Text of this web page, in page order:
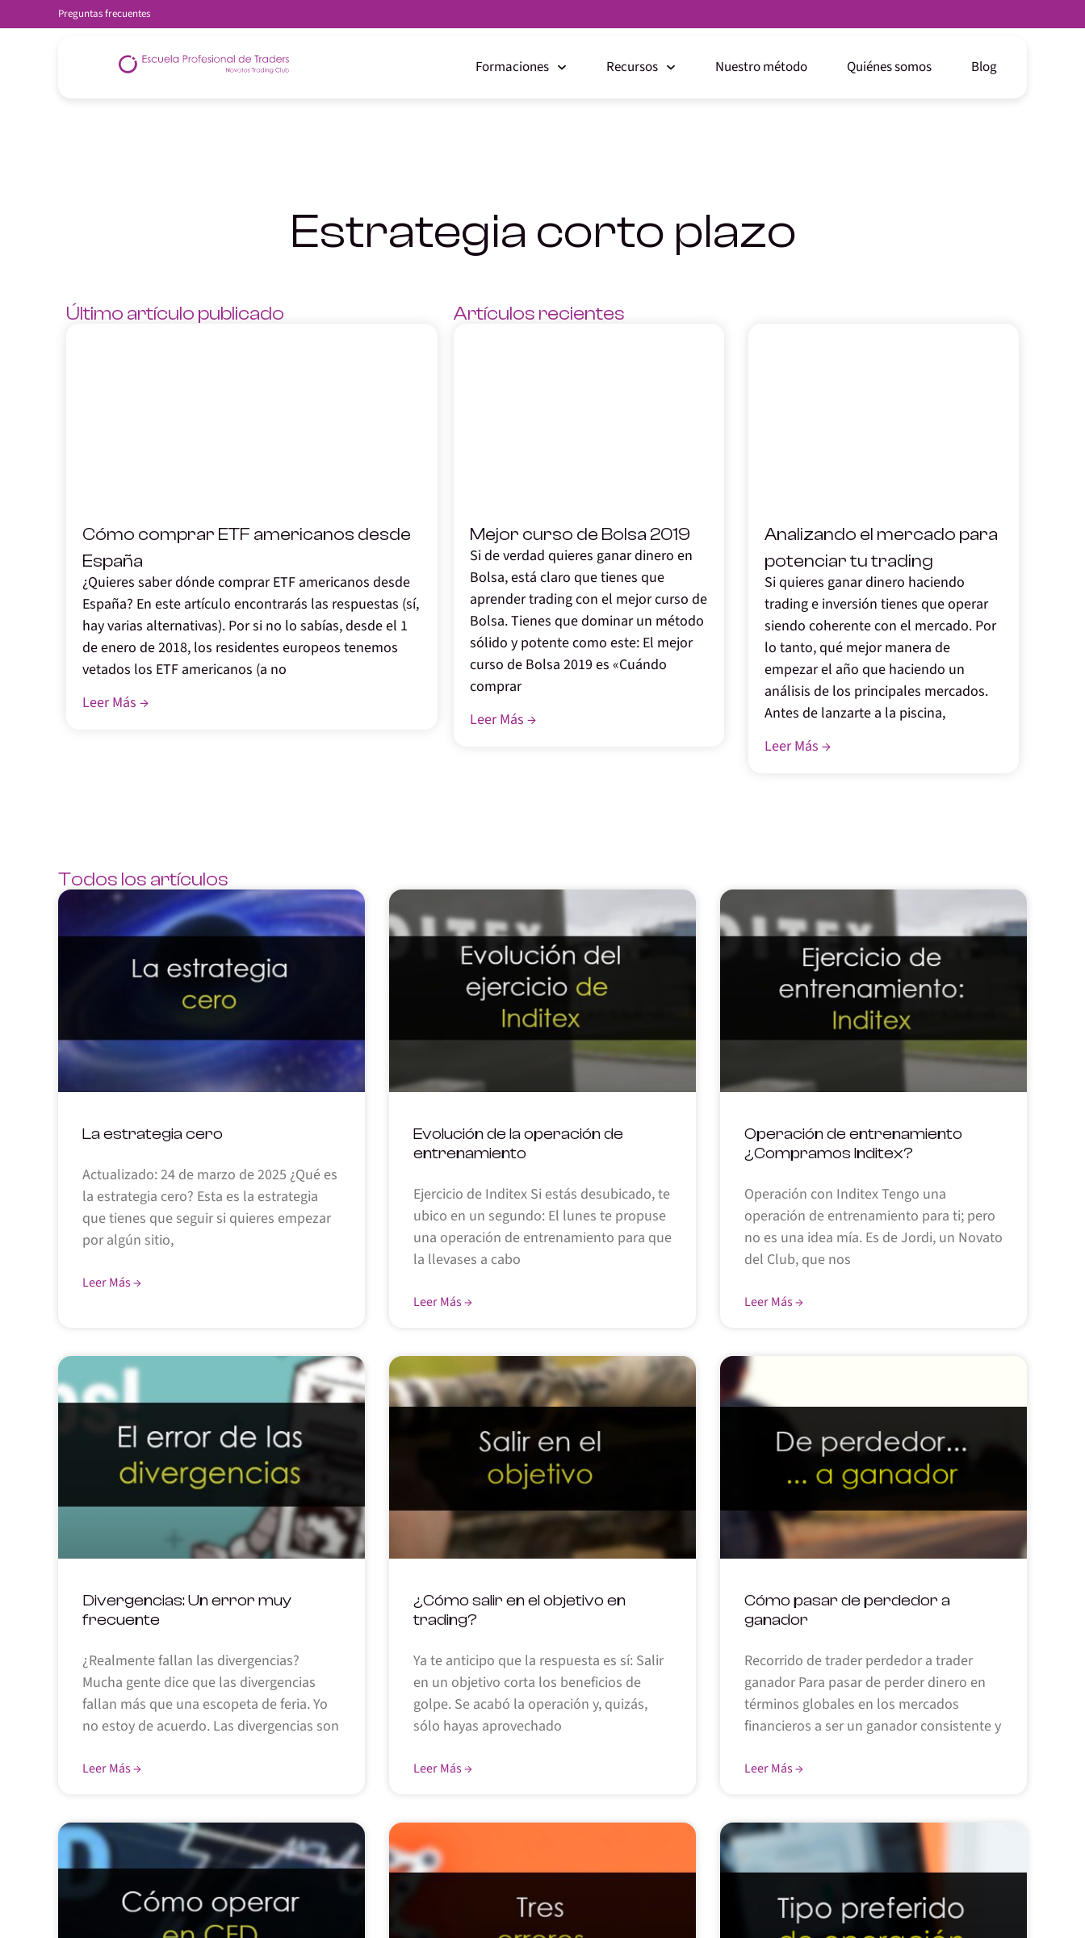
Preguntas frecuentes
Formaciones Recursos Nuestro método Quiénes somos Blog
Estrategia corto plazo
Último artículo publicado
Cómo comprar ETF americanos desde
España
¿Quieres saber dónde comprar ETF americanos desde
España? En este artículo encontrarás las respuestas (sí,
hay varias alternativas). Por si no lo sabías, desde el 1
de enero de 2018, los residentes europeos tenemos
vetados los ETF americanos (a no
Leer Más →
Artículos recientes
Mejor curso de Bolsa 2019
Si de verdad quieres ganar dinero en
Bolsa, está claro que tienes que
aprender trading con el mejor curso de
Bolsa. Tienes que dominar un método
sólido y potente como este: El mejor
curso de Bolsa 2019 es «Cuándo
comprar
Leer Más →
Analizando el mercado para
potenciar tu trading
Si quieres ganar dinero haciendo
trading e inversión tienes que operar
siendo coherente con el mercado. Por
lo tanto, qué mejor manera de
empezar el año que haciendo un
análisis de los principales mercados.
Antes de lanzarte a la piscina,
Leer Más →
Todos los artículos
La estrategia cero
Actualizado: 24 de marzo de 2025 ¿Qué es
la estrategia cero? Esta es la estrategia
que tienes que seguir si quieres empezar
por algún sitio,
Leer Más →
Evolución de la operación de
entrenamiento
Ejercicio de Inditex Si estás desubicado, te
ubico en un segundo: El lunes te propuse
una operación de entrenamiento para que
la llevases a cabo
Leer Más →
Operación de entrenamiento
¿Compramos Inditex?
Operación con Inditex Tengo una
operación de entrenamiento para ti; pero
no es una idea mía. Es de Jordi, un Novato
del Club, que nos
Leer Más →
Divergencias: Un error muy
frecuente
¿Realmente fallan las divergencias?
Mucha gente dice que las divergencias
fallan más que una escopeta de feria. Yo
no estoy de acuerdo. Las divergencias son
Leer Más →
¿Cómo salir en el objetivo en
trading?
Ya te anticipo que la respuesta es sí: Salir
en un objetivo corta los beneficios de
golpe. Se acabó la operación y, quizás,
sólo hayas aprovechado
Leer Más →
Cómo pasar de perdedor a
ganador
Recorrido de trader perdedor a trader
ganador Para pasar de perder dinero en
términos globales en los mercados
financieros a ser un ganador consistente y
Leer Más →